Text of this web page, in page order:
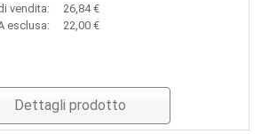
vendita:
26,84 €
esclusa:
22,00 €
Dettagli prodotto